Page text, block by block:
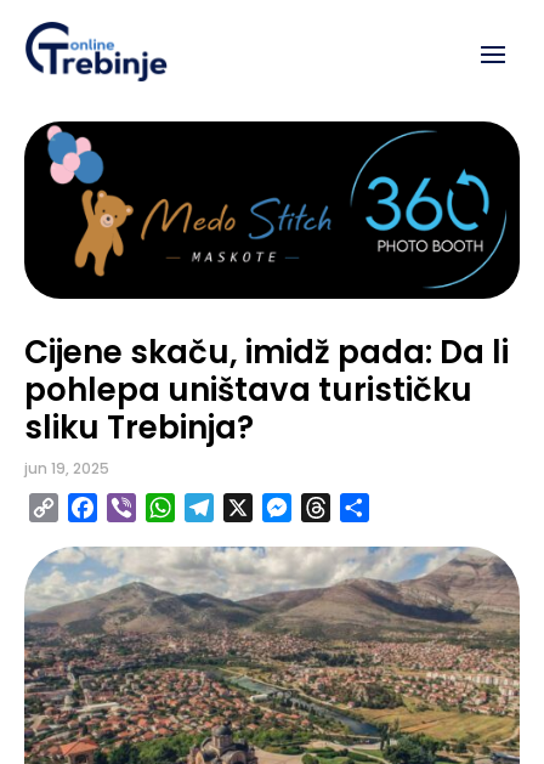
Cijene skaču, imidž pada: Da li
pohlepa uništava turističku
sliku Trebinja?
jun 19, 2025
Copy Facebook
Viber WhatsApp
TelegramMessenger
Threads